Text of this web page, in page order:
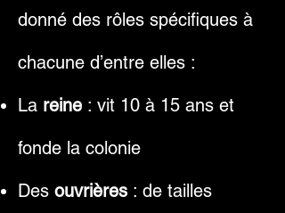
donné des rôles spécifiques à
chacune d’entre elles :
La reine : vit 10 à 15 ans et
fonde la colonie
Des ouvrières : de tailles